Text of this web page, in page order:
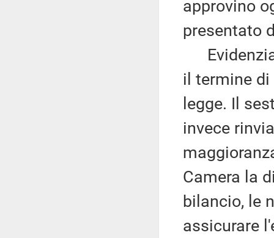
approvino
presentato
Evidenzia
il termine
legge. Il
invece
Camera la
bilancio, le
assicurare